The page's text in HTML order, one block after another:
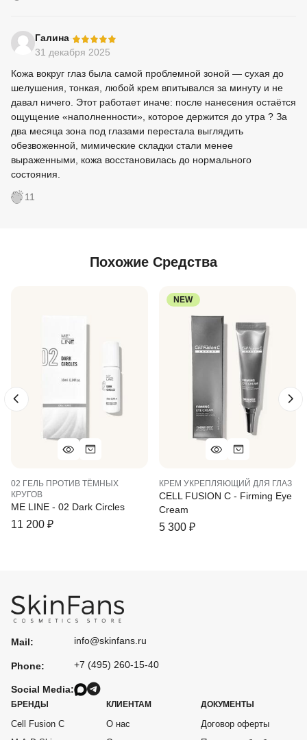
Галина
31 декабря 2025
Кожа вокруг глаз была самой проблемной зоной — сухая до
шелушения, тонкая, любой крем впитывался за минуту и не
давал ничего. Этот работает иначе: после нанесения остаётся
ощущение «наполненности», которое держится до утра ? За
два месяца зона под глазами перестала выглядить
обезвоженной, мимические складки стали менее
выраженными, кожа восстановилась до нормального
состояния.
11
Похожие Средства
02 ГЕЛЬ ПРОТИВ ТЁМНЫХ
КРУГОВ
ME LINE - 02 Dark Circles
11 200 ₽
NEW
КРЕМ УКРЕПЛЯЮЩИЙ ДЛЯ ГЛАЗ
CELL FUSION C - Firming Eye
Cream
5 300 ₽
Mail:
Phone:
Social Media:
info@skinfans.ru
+7 (495) 260-15-40
БРЕНДЫ
Cell Fusion C
КЛИЕНТАМ
О нас
ДОКУМЕНТЫ
Договор оферты